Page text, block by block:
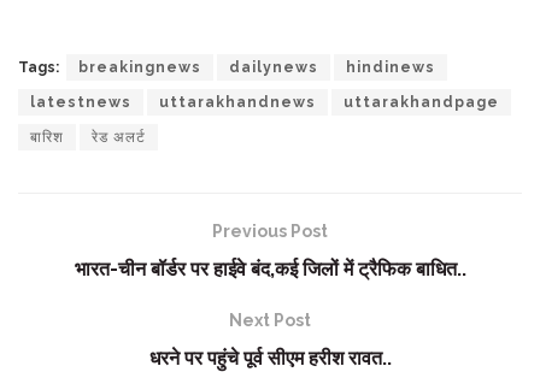
Tags: breakingnews dailynews hindinews
latestnews uttarakhandnews uttarakhandpage
बारिश रेड अलर्ट
Previous Post
भारत-चीन बॉर्डर पर हाईवे बंद,कई जिलों में ट्रैफिक बाधित..
Next Post
धरने पर पहुंचे पूर्व सीएम हरीश रावत..